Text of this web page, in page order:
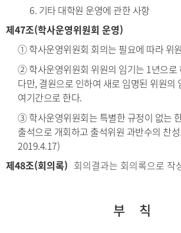
6. 기타 대학원 운영에 관한 사항
제47조(학사운영위원회 운영)
① 학사운영위원회 회의는 필요에 따라 위
② 학사운영위원회 위원의 임기는 1년으로
다만, 결원으로 인하여 새로 임명된 위원의
여기간으로 한다.
③ 학사운영위원회는 특별한 규정이 없는
출석으로 개회하고 출석위원 과반수의 찬
2019.4.17)
제48조(회의록) 회의결과는 회의록으로 작
부 칙